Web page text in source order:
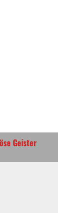
Geister